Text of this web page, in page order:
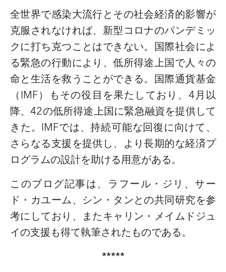
全世界で感染大流行とその社会経済的影響が
克服されなければ、新型コロナのパンデミッ
クに打ち克つことはできない。国際社会によ
る緊急の行動により、低所得途上国で人々の
命と生活を救うことができる。国際通貨基金
（IMF）もその役目を果たしており、 4月以
降、42の低所得途上国に緊急融資を提供して
きた。 IMFでは、持続可能な回復に向けて、
さらなる支援を提供し、より長期的な経済プ
ログラムの設計を助ける用意がある。
このブログ記事は、ラフール・ジリ、サー
ド・カユーム、シン・タンとの共同研究を参
考にしており、またキャリン・メイムドジュ
イの支援も得て執筆されたものである。
*****